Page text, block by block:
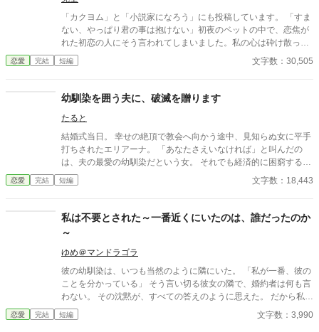
「カクヨム」と「小説家になろう」にも投稿しています。 「すま
ない、やっぱり君の事は抱けない」初夜のベットの中で、恋焦が
れた初恋の人にそう言われてしまいました。私の心は砕け散って
しまいました。初恋の人が妹を愛していると知った時、妹が死ん
でしまって、政略結婚でいいから結婚して欲しいと言われた時、
恋愛 完結 短編 文字数：30,505
幼馴染を囲う夫に、破滅を贈ります
たると
結婚式当日。 幸せの絶頂で教会へ向かう途中、見知らぬ女に平手
打ちされたエリアーナ。 「あなたさえいなければ」と叫んだの
は、夫の最愛の幼馴染だという女。 それでも経済的に困窮する実
家を救うため、エリアーナは泣き寝入りするしかなかった。
恋愛 完結 短編 文字数：18,443
私は不要とされた～一番近くにいたのは、誰だったのか
～
ゆめ＠マンドラゴラ
彼の幼馴染は、いつも当然のように隣にいた。 「私が一番、彼の
ことを分かっている」 そう言い切る彼女の隣で、婚約者は何も言
わない。 その沈黙が、すべての答えのように思えた。 だから私
は、身を引いた。 ――はずだった。 一番近くにいたのは、本当に
彼女だったのか。 「不要とされた」シリーズ第三弾。
恋愛 完結 短編 文字数：3,990